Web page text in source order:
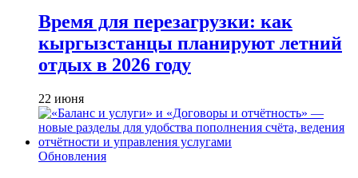
Время для перезагрузки: как
кыргызстанцы планируют летний
отдых в 2026 году
22 июня
Обновления